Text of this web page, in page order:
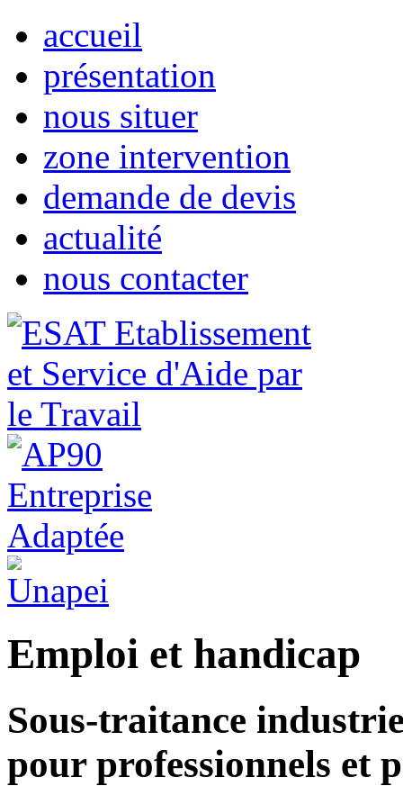
accueil
présentation
nous situer
zone intervention
demande de devis
actualité
nous contacter
Emploi et handicap
Sous-traitance
pour professionnels et